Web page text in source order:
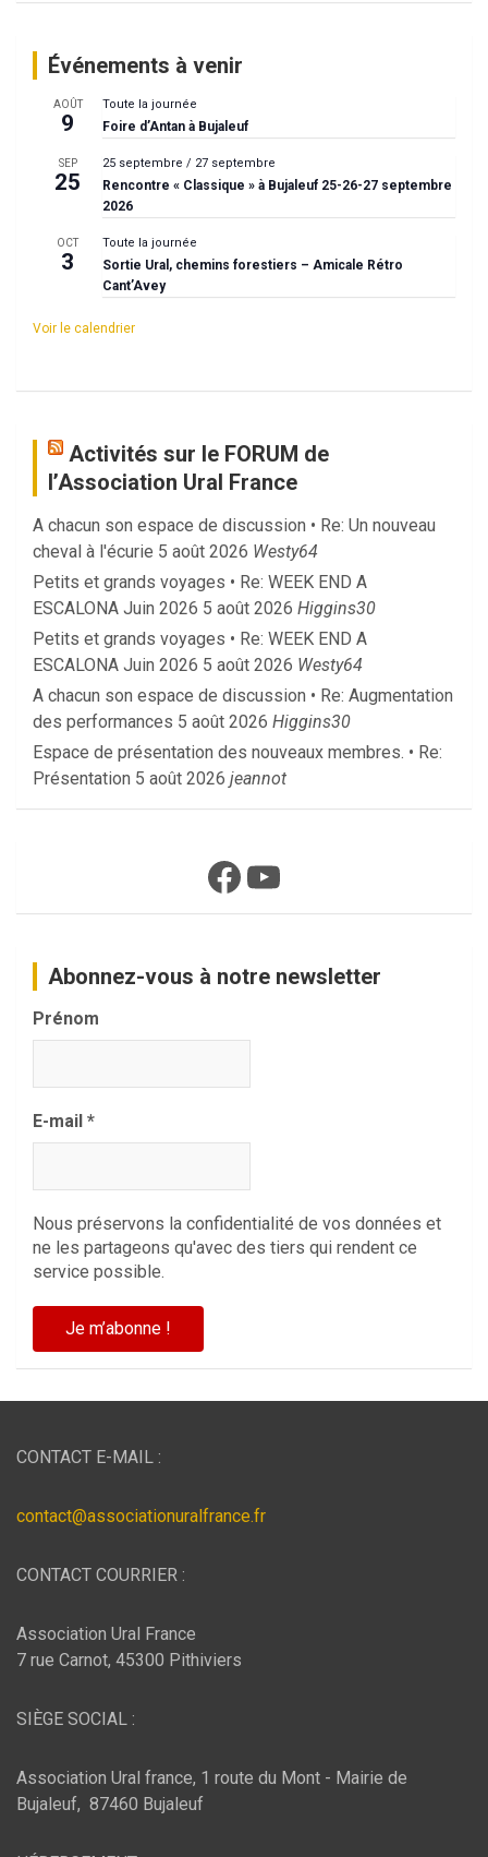
Événements à venir
AOÛT
9
Toute la journée
Foire d’Antan à Bujaleuf
SEP
25
25 septembre / 27 septembre
Rencontre « Classique » à Bujaleuf 25-26-27 septembre
2026
OCT
3
Toute la journée
Sortie Ural, chemins forestiers – Amicale Rétro
Cant’Avey
Voir le calendrier
Activités sur le FORUM de
l’Association Ural France
A chacun son espace de discussion • Re: Un nouveau
cheval à l'écurie 5 août 2026 Westy64
Petits et grands voyages • Re: WEEK END A
ESCALONA Juin 2026 5 août 2026 Higgins30
Petits et grands voyages • Re: WEEK END A
ESCALONA Juin 2026 5 août 2026 Westy64
A chacun son espace de discussion • Re: Augmentation
des performances 5 août 2026 Higgins30
Espace de présentation des nouveaux membres. • Re:
Présentation 5 août 2026 jeannot
Facebook
YouTube
Abonnez-vous à notre newsletter
Prénom
E-mail *
Nous préservons la confidentialité de vos données et
ne les partageons qu'avec des tiers qui rendent ce
service possible.
CONTACT E-MAIL :
contact@associationuralfrance.fr
CONTACT COURRIER :
Association Ural France
7 rue Carnot, 45300 Pithiviers
SIÈGE SOCIAL :
Association Ural france, 1 route du Mont - Mairie de
Bujaleuf, 87460 Bujaleuf